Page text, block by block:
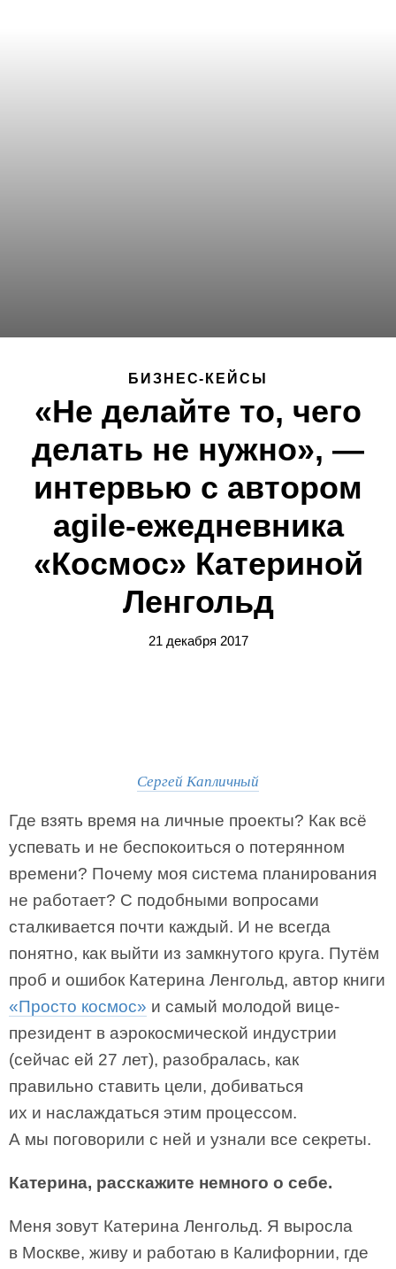
БИЗНЕС-КЕЙСЫ
«Не делайте то, чего
делать не нужно», —
интервью с автором
agile-ежедневника
«Космос» Катериной
Ленгольд
21 декабря 2017
Сергей Капличный
Где взять время на личные проекты? Как всё
успевать и не беспокоиться о потерянном
времени? Почему моя система планирования
не работает? С подобными вопросами
сталкивается почти каждый. И не всегда
понятно, как выйти из замкнутого круга. Путём
проб и ошибок Катерина Ленгольд, автор книги
«Просто космос» и самый молодой вице-
президент в аэрокосмической индустрии
(сейчас ей 27 лет), разобралась, как
правильно ставить цели, добиваться
их и наслаждаться этим процессом.
А мы поговорили с ней и узнали все секреты.
Катерина, расскажите немного о себе.
Меня зовут Катерина Ленгольд. Я выросла
в Москве, живу и работаю в Калифорнии, где